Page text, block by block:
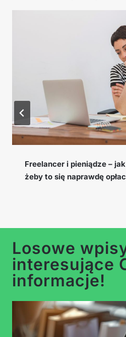
Cookie window, EPC i
pojęć afiliacyjnych, które
Losowe
interesujące
informacje!